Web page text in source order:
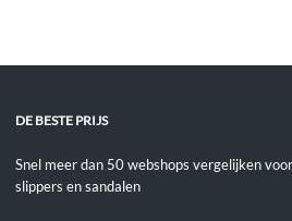
DE BESTE PRIJS
Snel meer dan 50 webshops vergelijken
slippers en sandalen